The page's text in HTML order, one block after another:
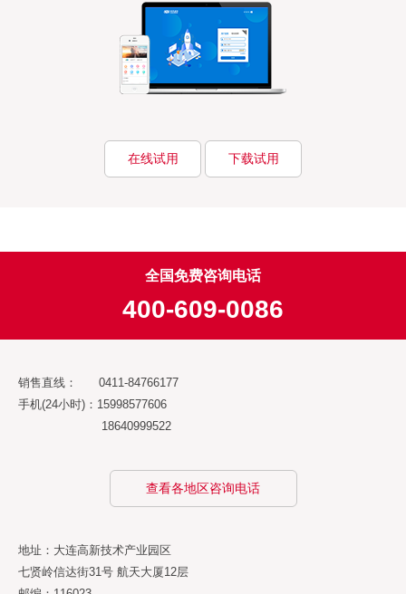
在线试用 下载试用
全国免费咨询电话
400-609-0086
销售直线： 0411-84766177
手机(24小时)：15998577606
18640999522
查看各地区咨询电话
地址：大连高新技术产业园区
七贤岭信达街31号 航天大厦12层